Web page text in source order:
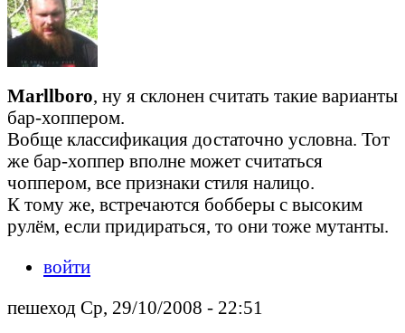
Marllboro, ну я склонен считать такие варианты
бар-хоппером.
Вобще классификация достаточно условна. Тот
же бар-хоппер вполне может считаться
чоппером, все признаки стиля налицо.
К тому же, встречаются бобберы с высоким
рулём, если придираться, то они тоже мутанты.
войти
пешеход Ср, 29/10/2008 - 22:51